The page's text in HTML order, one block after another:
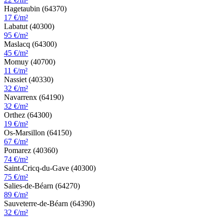
Hagetaubin (64370)
17 €/m²
Labatut (40300)
95 €/m²
Maslacq (64300)
45 €/m²
Momuy (40700)
11 €/m²
Nassiet (40330)
32 €/m²
Navarrenx (64190)
32 €/m²
Orthez (64300)
19 €/m²
Os-Marsillon (64150)
67 €/m²
Pomarez (40360)
74 €/m²
Saint-Cricq-du-Gave (40300)
75 €/m²
Salies-de-Béarn (64270)
89 €/m²
Sauveterre-de-Béarn (64390)
32 €/m²